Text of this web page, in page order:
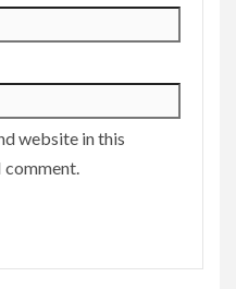
website in this
comment.